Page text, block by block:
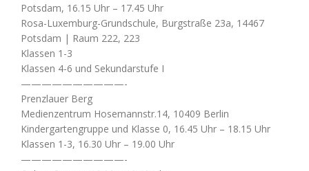
Potsdam, 16.15 Uhr – 17.45 Uhr
Rosa-Luxemburg-Grundschule, Burgstraße 23a, 14467
Potsdam | Raum 222, 223
Klassen 1-3
Klassen 4-6 und Sekundarstufe I
——————————-
Prenzlauer Berg
Medienzentrum Hosemannstr.14, 10409 Berlin
Kindergartengruppe und Klasse 0, 16.45 Uhr – 18.15 Uhr
Klassen 1-3, 16.30 Uhr – 19.00 Uhr
——————————-